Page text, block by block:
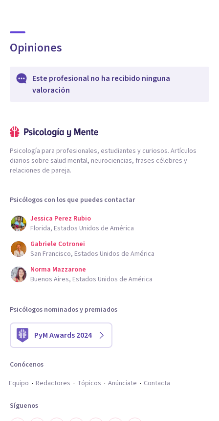
Opiniones
Este profesional no ha recibido ninguna
valoración
Psicología para profesionales, estudiantes y curiosos. Artículos
diarios sobre salud mental, neurociencias, frases célebres y
relaciones de pareja.
Psicólogos con los que puedes contactar
Jessica Perez Rubio
Florida, Estados Unidos de América
Gabriele Cotronei
San Francisco, Estados Unidos de América
Norma Mazzarone
Buenos Aires, Estados Unidos de América
Psicólogos nominados y premiados
PyM Awards 2024
Conócenos
Equipo
Redactores Tópicos Anúnciate Contacta
Síguenos